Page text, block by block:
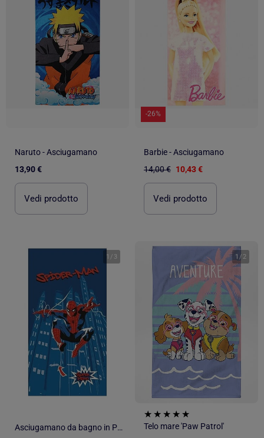
Naruto - Asciugamano
13,90 €
Vedi prodotto
-26%
Barbie - Asciugamano
14,00 € 10,43 €
Vedi prodotto
1 / 3
Asciugamano da bagno in Poliestere PROMO LINGE
1 / 2
Telo mare 'Paw Patrol'